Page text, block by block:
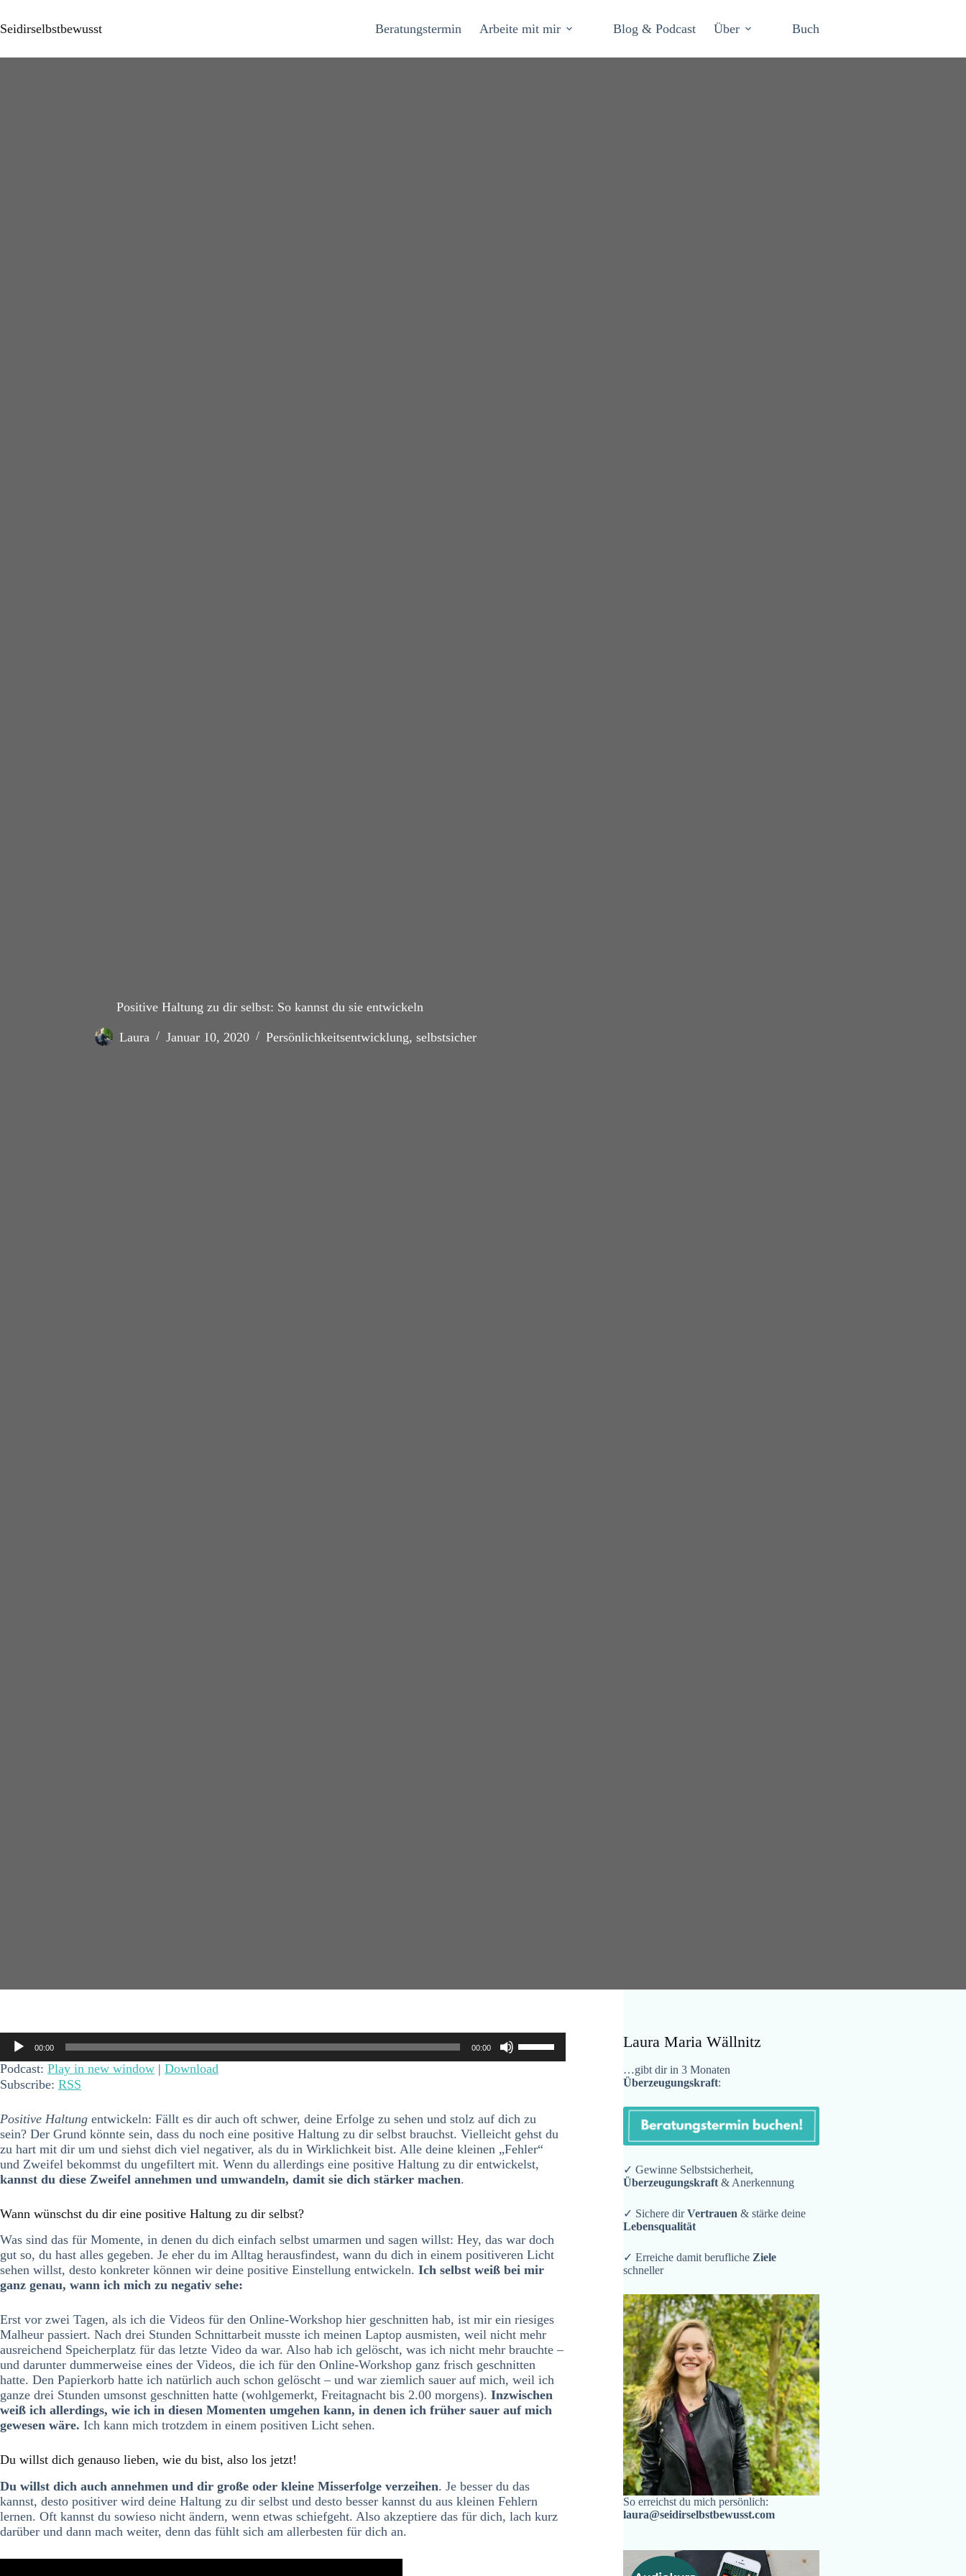
Seidirselbstbewusst Beratungstermin Arbeite mit mir Blog & Podcast Über Buch
Positive Haltung zu dir selbst: So kannst du sie entwickeln
Laura Januar 10, 2020 Persönlichkeitsentwicklung, selbstsicher
Audio-
Player
00:00 00:00
Hoch/Runter
Lautstärke
zu
regeln.
Podcast: Play in new window | Download
Subscribe: RSS
Positive Haltung entwickeln: Fällt es dir auch oft schwer, deine Erfolge zu sehen und stolz auf dich zu
sein? Der Grund könnte sein, dass du noch eine positive Haltung zu dir selbst brauchst. Vielleicht gehst du
zu hart mit dir um und siehst dich viel negativer, als du in Wirklichkeit bist. Alle deine kleinen „Fehler“
und Zweifel bekommst du ungefiltert mit. Wenn du allerdings eine positive Haltung zu dir entwickelst,
kannst du diese Zweifel annehmen und umwandeln, damit sie dich stärker machen.
Wann wünschst du dir eine positive Haltung zu dir selbst?
Was sind das für Momente, in denen du dich einfach selbst umarmen und sagen willst: Hey, das war doch
gut so, du hast alles gegeben. Je eher du im Alltag herausfindest, wann du dich in einem positiveren Licht
sehen willst, desto konkreter können wir deine positive Einstellung entwickeln. Ich selbst weiß bei mir
ganz genau, wann ich mich zu negativ sehe:
Erst vor zwei Tagen, als ich die Videos für den Online-Workshop hier geschnitten hab, ist mir ein riesiges
Malheur passiert. Nach drei Stunden Schnittarbeit musste ich meinen Laptop ausmisten, weil nicht mehr
ausreichend Speicherplatz für das letzte Video da war. Also hab ich gelöscht, was ich nicht mehr brauchte –
und darunter dummerweise eines der Videos, die ich für den Online-Workshop ganz frisch geschnitten
hatte. Den Papierkorb hatte ich natürlich auch schon gelöscht – und war ziemlich sauer auf mich, weil ich
ganze drei Stunden umsonst geschnitten hatte (wohlgemerkt, Freitagnacht bis 2.00 morgens). Inzwischen
weiß ich allerdings, wie ich in diesen Momenten umgehen kann, in denen ich früher sauer auf mich
gewesen wäre. Ich kann mich trotzdem in einem positiven Licht sehen.
Du willst dich genauso lieben, wie du bist, also los jetzt!
Du willst dich auch annehmen und dir große oder kleine Misserfolge verzeihen. Je besser du das
kannst, desto positiver wird deine Haltung zu dir selbst und desto besser kannst du aus kleinen Fehlern
lernen. Oft kannst du sowieso nicht ändern, wenn etwas schiefgeht. Also akzeptiere das für dich, lach kurz
darüber und dann mach weiter, denn das fühlt sich am allerbesten für dich an.
Laura Maria Wällnitz
…gibt dir in 3 Monaten
Überzeugungskraft:
✓ Gewinne Selbstsicherheit,
Überzeugungskraft & Anerkennung
✓ Sichere dirVertrauen & stärke deine
Lebensqualität
✓ Erreiche damit berufliche Ziele
schneller
So erreichst du mich persönlich:
laura@seidirselbstbewusst.com